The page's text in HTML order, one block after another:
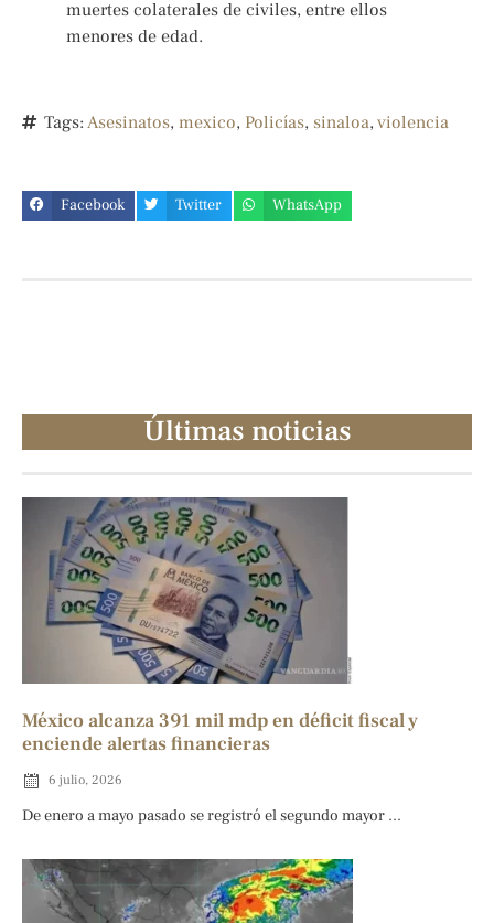
muertes colaterales de civiles, entre ellos
menores de edad.
Tags: Asesinatos, mexico, Policías, sinaloa, violencia
Facebook Twitter WhatsApp
Últimas noticias
México alcanza 391 mil mdp en déficit fiscal y
enciende alertas financieras
6 julio, 2026
De enero a mayo pasado se registró el segundo mayor ...